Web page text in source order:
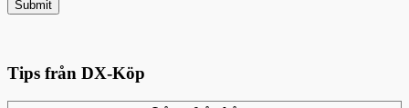
Tips från DX-Köp